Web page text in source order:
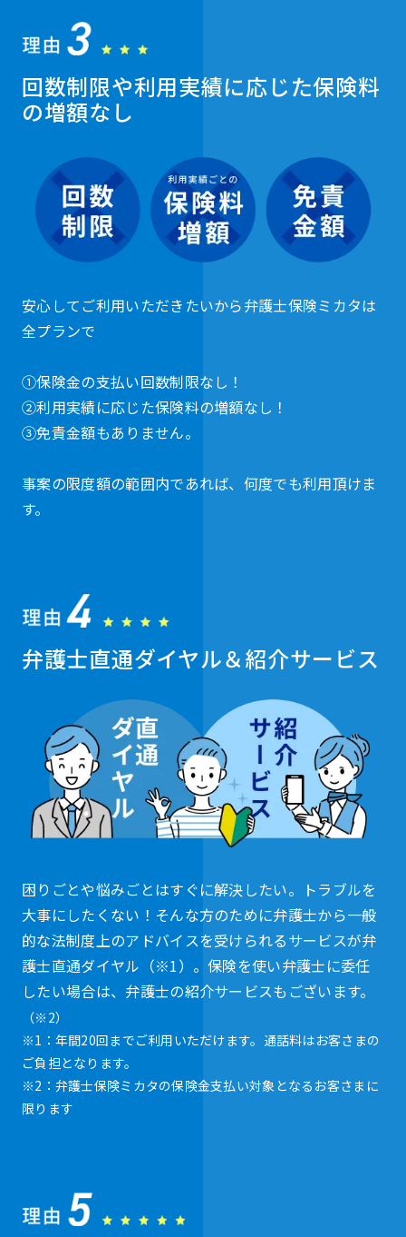
回数制限や利用実績に応じた保険料
の増額なし
安心してご利用いただきたいから弁護士保険ミカタは
全プランで
①保険金の支払い回数制限なし！
②利用実績に応じた保険料の増額なし！
③免責金額もありません。
事案の限度額の範囲内であれば、何度でも利用頂けま
す。
弁護士直通ダイヤル＆紹介サービス
困りごとや悩みごとはすぐに解決したい。トラブルを
大事にしたくない！そんな方のために弁護士から一般
的な法制度上のアドバイスを受けられるサービスが弁
護士直通ダイヤル（※1）。保険を使い弁護士に委任
したい場合は、弁護士の紹介サービスもございます。
（※2）
※1：年間20回までご利用いただけます。通話料はお客さまの
ご負担となります。
※2：弁護士保険ミカタの保険金支払い対象となるお客さまに
限ります